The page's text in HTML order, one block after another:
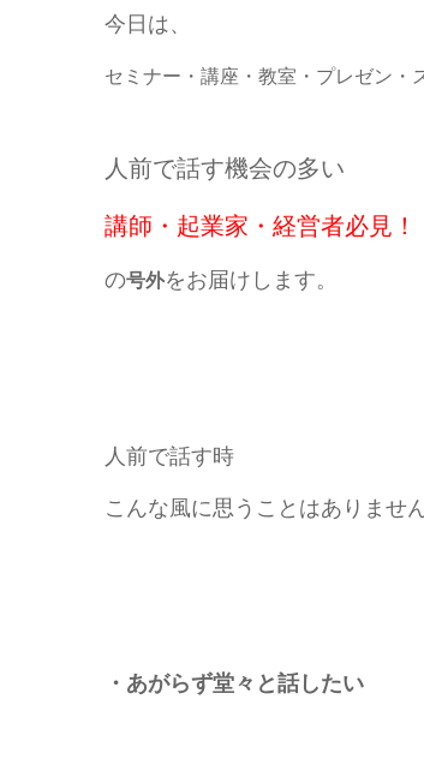
今日は、
セミナー・講座・教室・プレゼン・
人前で話す機会の多い
講師・起業家・経営者必見！
の号外をお届けします。
人前で話す時
こんな風に思うことはありませ
・あがらず堂々と話したい